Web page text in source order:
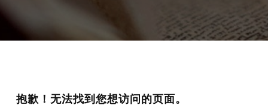
抱歉！无法找到您想访问的页面。